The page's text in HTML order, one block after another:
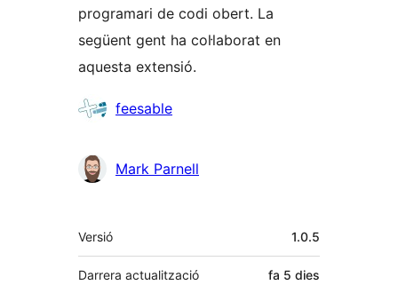
programari de codi obert. La
següent gent ha col·laborat en
aquesta extensió.
Col·laboradors
feesable
Mark Parnell
Meta
Versió 1.0.5
Darrera actualització fa 5 dies